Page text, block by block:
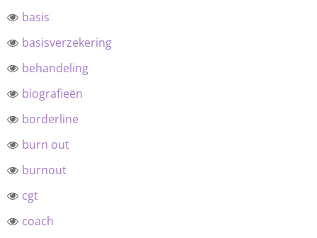
basis
basisverzekering
behandeling
biografieën
borderline
burn out
burnout
cgt
coach